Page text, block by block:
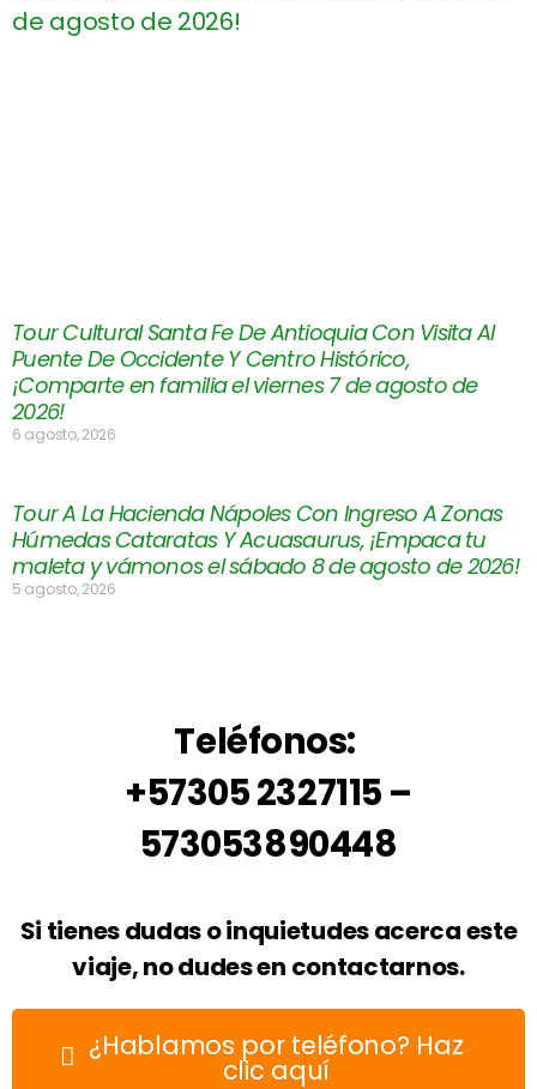
Tour Cultural Santa Fe De Antioquia Con Visita Al
Puente De Occidente Y Centro Histórico,
¡Comparte en familia el viernes 7 de agosto de
2026!
6 agosto, 2026
Tour A La Hacienda Nápoles Con Ingreso A Zonas
Húmedas Cataratas Y Acuasaurus, ¡Empaca tu
maleta y vámonos el sábado 8 de agosto de 2026!
5 agosto, 2026
Teléfonos:
+57305 2327115 –
573053890448
Si tienes dudas o inquietudes acerca este
viaje, no dudes en contactarnos.
¿Hablamos por teléfono? Haz
clic aquí